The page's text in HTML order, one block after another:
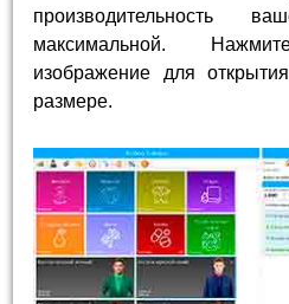
производительность
максимальной.
изображение для
размере.